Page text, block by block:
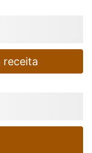
receita